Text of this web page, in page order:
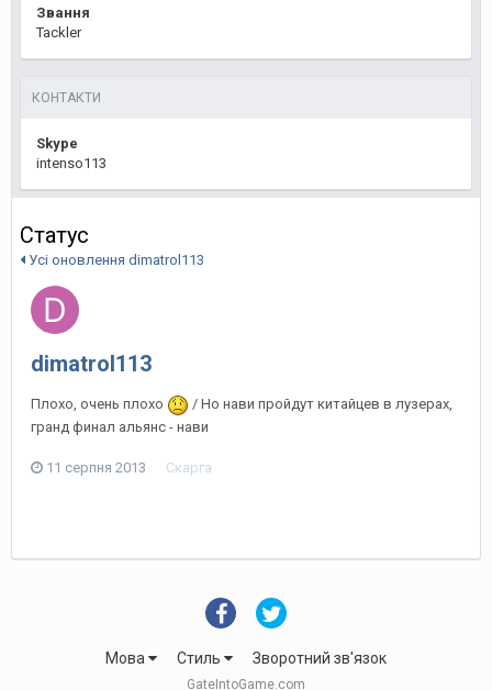
Звання
Tackler
КОНТАКТИ
Skype
intenso113
Статус
Усі оновлення dimatrol113
dimatrol113
Плохо, очень плохо
/ Но нави пройдут китайцев в лузерах,
гранд финал альянс - нави
11 серпня 2013 Скарга
Мова Стиль Зворотний зв'язок
GateIntoGame.com